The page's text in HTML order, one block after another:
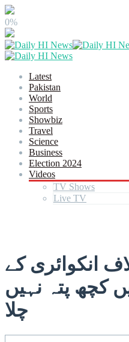
0%
Latest
Pakistan
World
Sports
Showbiz
Travel
Science
Business
Election 2024
Videos
TV Shows
Live TV
انکوائری کے
کچھ پتہ نہیں
چلا